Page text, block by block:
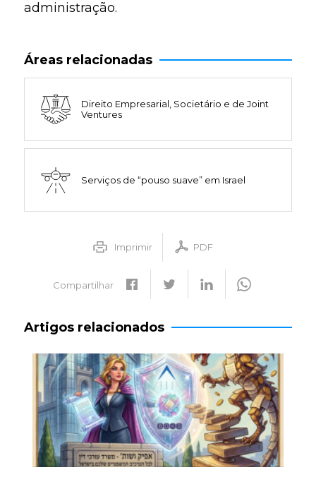
administração.
Áreas relacionadas
Direito Empresarial, Societário e de Joint
Ventures
Serviços de “pouso suave” em Israel
Imprimir PDF
Compartilhar
Artigos relacionados